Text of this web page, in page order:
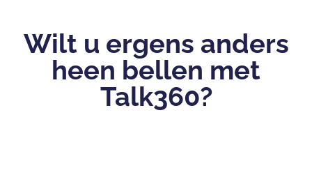
Wilt u ergens anders
heen bellen met
Talk360?